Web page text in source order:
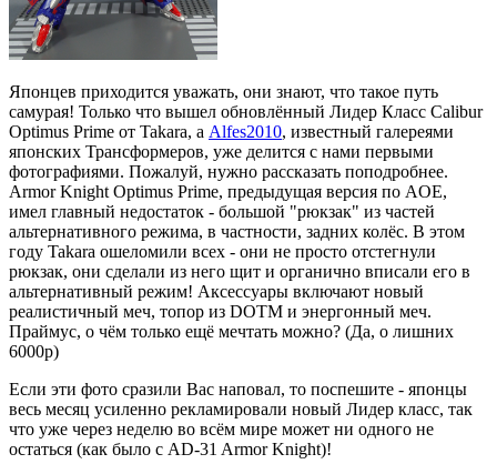
Японцев приходится уважать, они знают, что такое путь
самурая! Только что вышел обновлённый Лидер Класс Calibur
Optimus Prime от Takara, а Alfes2010, известный галереями
японских Трансформеров, уже делится с нами первыми
фотографиями. Пожалуй, нужно рассказать поподробнее.
Armor Knight Optimus Prime, предыдущая версия по AOE,
имел главный недостаток - большой "рюкзак" из частей
альтернативного режима, в частности, задних колёс. В этом
году Takara ошеломили всех - они не просто отстегнули
рюкзак, они сделали из него щит и органично вписали его в
альтернативный режим! Аксессуары включают новый
реалистичный меч, топор из DOTM и энергонный меч.
Праймус, о чём только ещё мечтать можно? (Да, о лишних
6000р)
Если эти фото сразили Вас наповал, то поспешите - японцы
весь месяц усиленно рекламировали новый Лидер класс, так
что уже через неделю во всём мире может ни одного не
остаться (как было с AD-31 Armor Knight)!